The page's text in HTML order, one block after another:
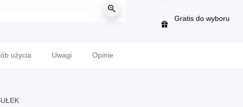
zoom_in
Gratis do wyboru
użycia Uwagi Opinie